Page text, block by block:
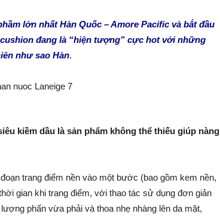
lớn nhất Hàn Quốc – Amore Pacific và bắt đầu
đang là “hiện tượng” cực hot với những
như sao Hàn.
kiềm dầu là sản phẩm không thể thiếu giúp nàng
trang điểm nền vào một bước (bao gồm kem nền,
gian khi trang điểm, với thao tác sử dụng đơn giản
phấn vừa phải và thoa nhẹ nhàng lên da mặt,